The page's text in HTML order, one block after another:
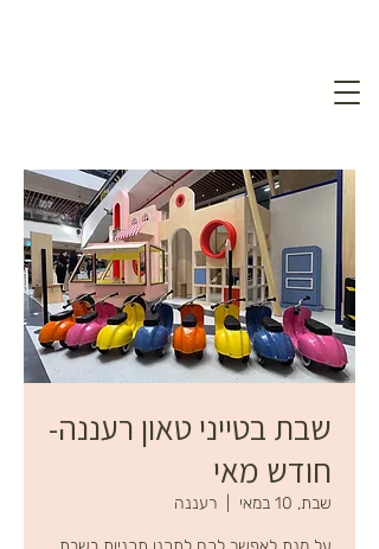
שבת בטייני טאון רעננה-
חודש מאי
שבת, 10 במאי רעננה